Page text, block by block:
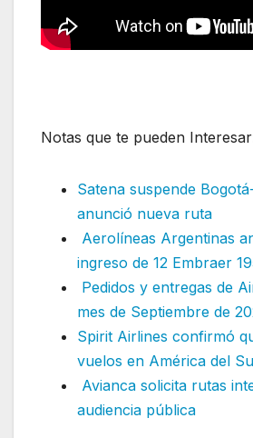
Notas que te pueden
Satena suspende
anunció nueva ruta
Aerolíneas Argentinas
ingreso de 12 Embraer
Pedidos y entregas de
mes de Septiembre de
Spirit Airlines confirmó
vuelos en América del
Avianca solicita rutas
audiencia pública